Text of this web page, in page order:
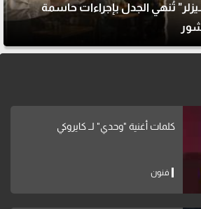
تُنهي الجدل بإجراءات حاسمة
كلمات أغنية "وحدي" لــ كايروكي
فنون